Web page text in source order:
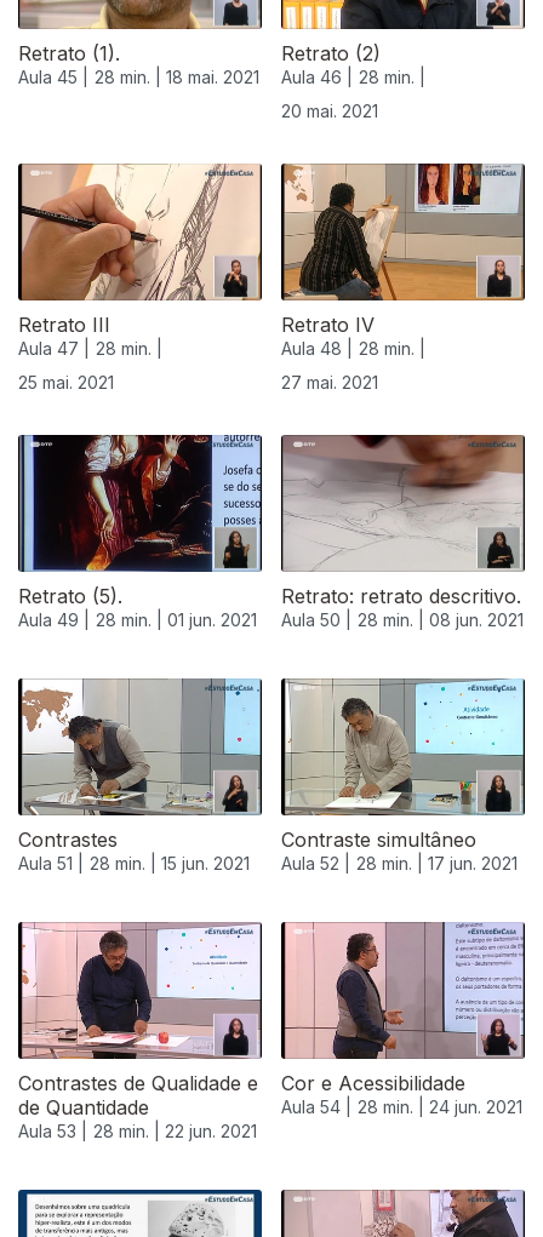
Retrato (1).
Aula 45 | 28 min. | 18 mai. 2021
Retrato (2)
Aula 46 |
28 min. |
20 mai. 2021
Retrato III
Aula 47 |
28 min. |
25 mai. 2021
Retrato IV
Aula 48 |
28 min. |
27 mai. 2021
Retrato (5).
Aula 49 | 28 min. | 01 jun. 2021
Retrato: retrato descritivo.
Aula 50 | 28 min. | 08 jun. 2021
Contrastes
Aula 51 | 28 min. | 15 jun. 2021
Contraste simultâneo
Aula 52 | 28 min. | 17 jun. 2021
Contrastes de Qualidade e
de Quantidade
Aula 53 | 28 min. | 22 jun. 2021
Cor e Acessibilidade
Aula 54 | 28 min. | 24 jun. 2021